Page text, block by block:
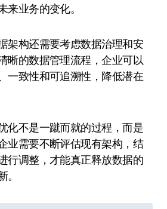
来业务的变化。
架构还需要考虑数据治理和安
晰的数据管理流程，企业可以
一致性和可追溯性，降低潜在
化不是一蹴而就的过程，而是
业需要不断评估现有架构，结
行调整，才能真正释放数据的